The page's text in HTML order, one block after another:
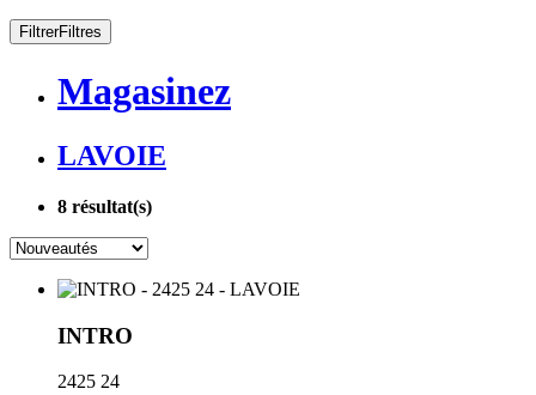
FiltrerFiltres
Magasinez
LAVOIE
8 résultat(s)
INTRO
2425 24